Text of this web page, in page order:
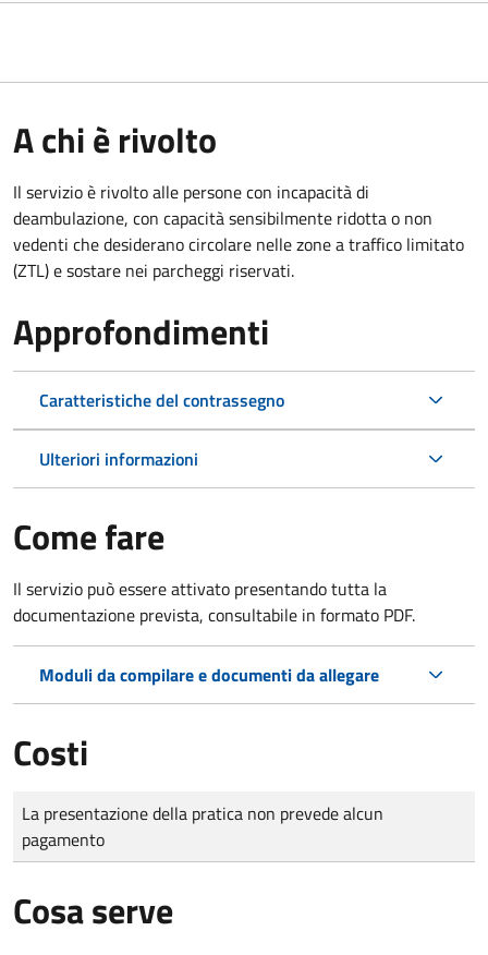
A chi è rivolto
Il servizio è rivolto alle persone con incapacità di
deambulazione, con capacità sensibilmente ridotta o non
vedenti che desiderano circolare nelle zone a traffico limitato
(ZTL) e sostare nei parcheggi riservati.
Approfondimenti
Caratteristiche del contrassegno
Ulteriori informazioni
Come fare
Il servizio può essere attivato presentando tutta la
documentazione prevista, consultabile in formato PDF.
Moduli da compilare e documenti da allegare
Costi
Tipo di pagamento
Importo
La presentazione della pratica non prevede alcun
pagamento
Cosa serve